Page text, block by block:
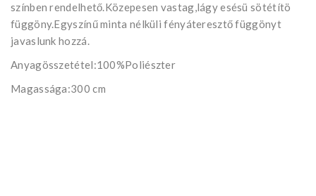
színben rendelhető.Közepesen vastag,lágy esésü sötétítö
függöny.Egyszínű minta nélküli fényáteresztő függönyt
javaslunk hozzá.
Anyagösszetétel:100%Poliészter
Magassága:300 cm